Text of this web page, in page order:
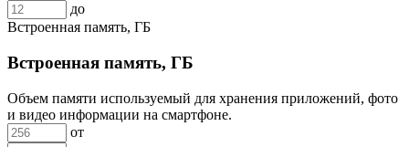
до
Встроенная память, ГБ
Встроенная память, ГБ
Объем памяти используемый для хранения приложений, фото
и видео информации на смартфоне.
от